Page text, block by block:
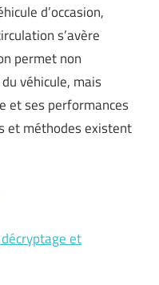
d’occasion,
s’avère
permet non
véhicule, mais
et ses performances
et méthodes existent
et